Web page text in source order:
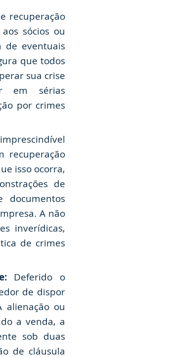
recuperação
sócios ou
de eventuais
que todos
sua crise
em sérias
por crimes
recuperação
isso ocorra,
de
documentos
A não
inverídicas,
de crimes
Deferido o
de dispor
alienação ou
a venda, a
sob duas
de cláusula